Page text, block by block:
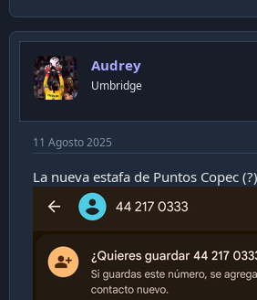
Audrey
Umbridge
11 Agosto 2025
La nueva estafa de Puntos Copec (?)